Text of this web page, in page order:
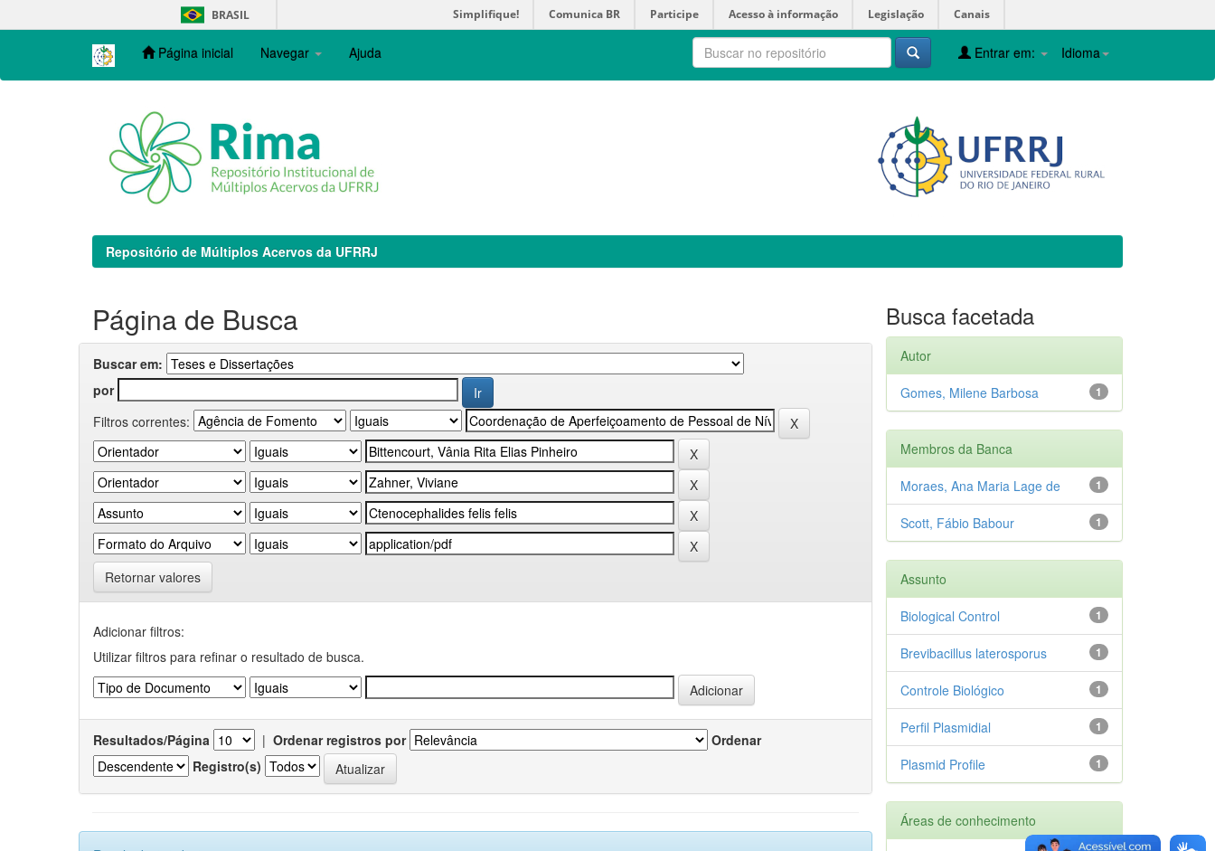
navigation
BRASIL Simplifique! Comunica BR Participe Acesso à informação Legislação Canais
Página inicial Navegar Ajuda Idioma
Entrar em:
Repositório de Múltiplos Acervos da UFRRJ
Página de Busca
Buscar em:
por
Filtros correntes:
Retornar valores
Adicionar filtros:
Utilizar filtros para refinar o resultado de busca.
Resultados/Página | Ordenar registros por
Ordenar
Registro(s)
Busca facetada
Autor
1
Gomes, Milene Barbosa
Membros da Banca
1
Moraes, Ana Maria Lage de
1
Scott, Fábio Babour
Assunto
1
Biological Control
1
Brevibacillus laterosporus
1
Controle Biológico
1
Perfil Plasmidial
1
Plasmid Profile
Áreas de conhecimento